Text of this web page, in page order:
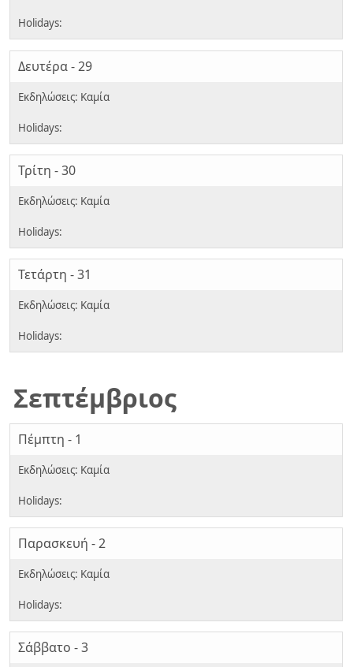
Δευτέρα - 29
Τρίτη - 30
Τετάρτη - 31
Σεπτέμβριος
Πέμπτη - 1
Παρασκευή - 2
Σάββατο - 3